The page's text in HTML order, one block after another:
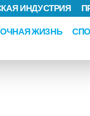
ЖИЗНЬ
ИНДУСТРИЯ